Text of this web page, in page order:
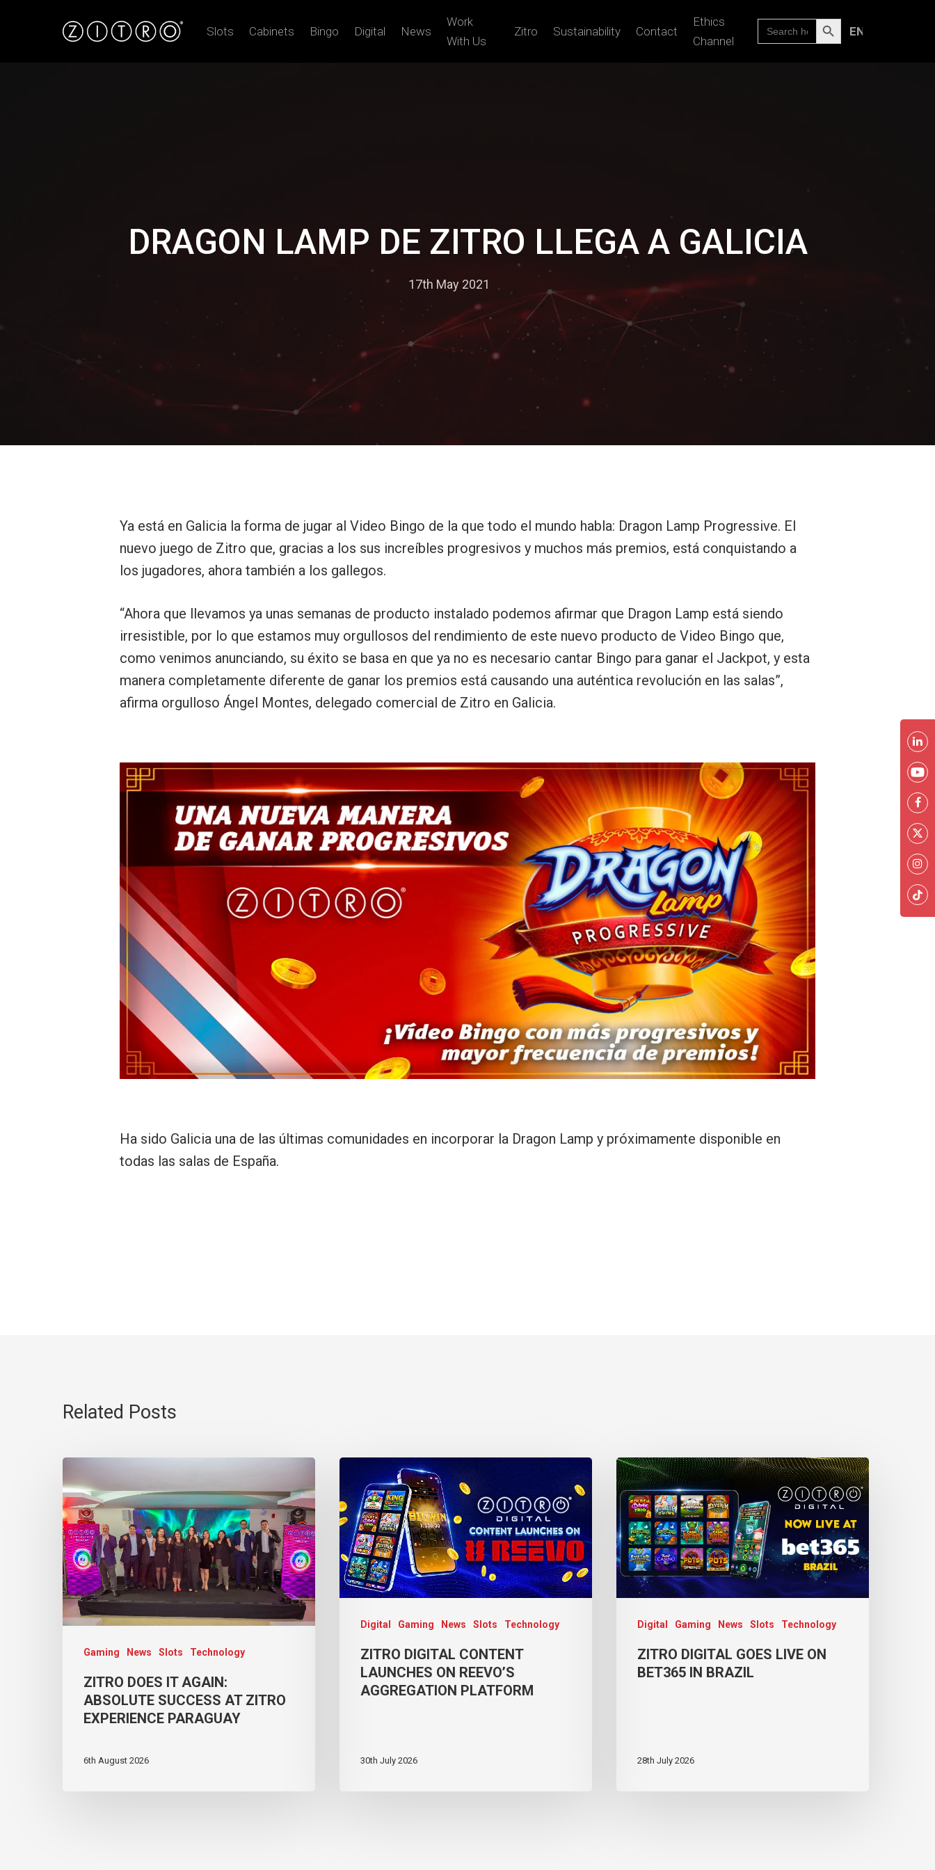
Hit enter to search or ESC to close
Slots Cabinets Bingo Digital News
Work
With Us
Zitro Sustainability Contact
Ethics
Channel
ENGLISH
for:
Search Button
DRAGON LAMP DE ZITRO LLEGA A GALICIA
17th May 2021
Ya está en Galicia la forma de jugar al Video Bingo de la que todo el mundo habla: Dragon Lamp Progressive. El
nuevo juego de Zitro que, gracias a los sus increíbles progresivos y muchos más premios, está conquistando a
los jugadores, ahora también a los gallegos.
“Ahora que llevamos ya unas semanas de producto instalado podemos afirmar que Dragon Lamp está siendo
irresistible, por lo que estamos muy orgullosos del rendimiento de este nuevo producto de Video Bingo que,
como venimos anunciando, su éxito se basa en que ya no es necesario cantar Bingo para ganar el Jackpot, y esta
manera completamente diferente de ganar los premios está causando una auténtica revolución en las salas”,
afirma orgulloso Ángel Montes, delegado comercial de Zitro en Galicia.
Ha sido Galicia una de las últimas comunidades en incorporar la Dragon Lamp y próximamente disponible en
todas las salas de España.
Related Posts
Gaming News Slots Technology
ZITRO DOES IT AGAIN:
ABSOLUTE SUCCESS AT ZITRO
EXPERIENCE PARAGUAY
6th August 2026
Digital Gaming News Slots Technology
ZITRO DIGITAL CONTENT
LAUNCHES ON REEVO’S
AGGREGATION PLATFORM
30th July 2026
Digital Gaming News Slots Technology
ZITRO DIGITAL GOES LIVE ON
BET365 IN BRAZIL
28th July 2026